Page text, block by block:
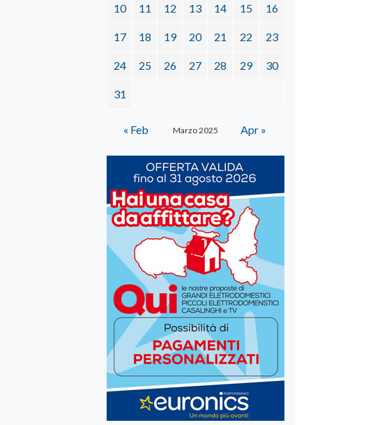
Marzo 2025
10 11 12 13 14 15 16
17 18 19 20 21 22 23
24 25 26 27 28 29 30
31
« Feb Apr »